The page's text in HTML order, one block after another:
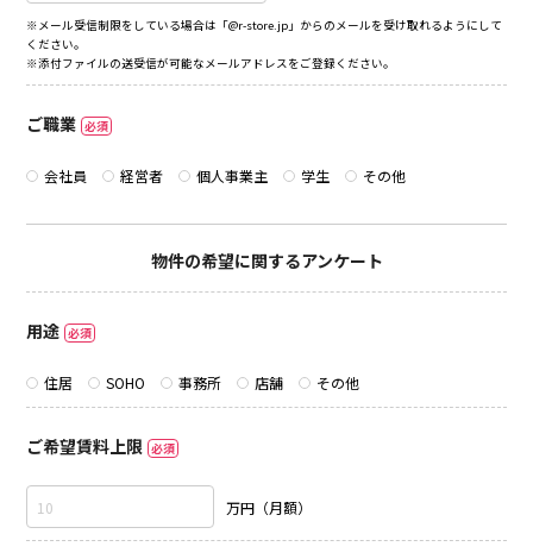
※メール受信制限をしている場合は「@r-store.jp」からのメールを受け取れるようにして
ください。
※添付ファイルの送受信が可能なメールアドレスをご登録ください。
ご職業 必須
会社員 経営者 個人事業主 学生 その他
物件の希望に関するアンケート
用途 必須
住居 SOHO 事務所 店舗 その他
ご希望賃料上限 必須
万円（月額）